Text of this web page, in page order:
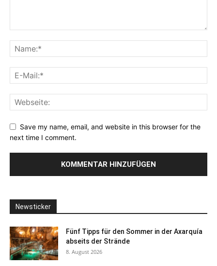
Save my name, email, and website in this browser for the
next time I comment.
Newsticker
Fünf Tipps für den Sommer in der Axarquía
abseits der Strände
8. August 2026